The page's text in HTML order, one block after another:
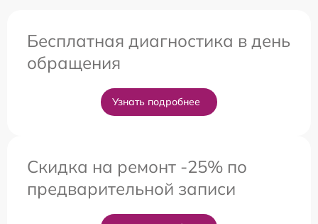
Бесплатная диагностика в день
обращения
Узнать подробнее
Скидка на ремонт -25% по
предварительной записи